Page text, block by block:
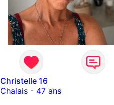
Christelle 16
Chalais- 47 ans